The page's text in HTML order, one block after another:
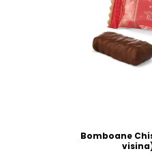
Bomboane